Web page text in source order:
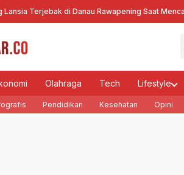
Terjebak di Danau Rawapening Saat Mencari
Olahraga Tech Lifestyle
Pendidikan Kesehatan Opini